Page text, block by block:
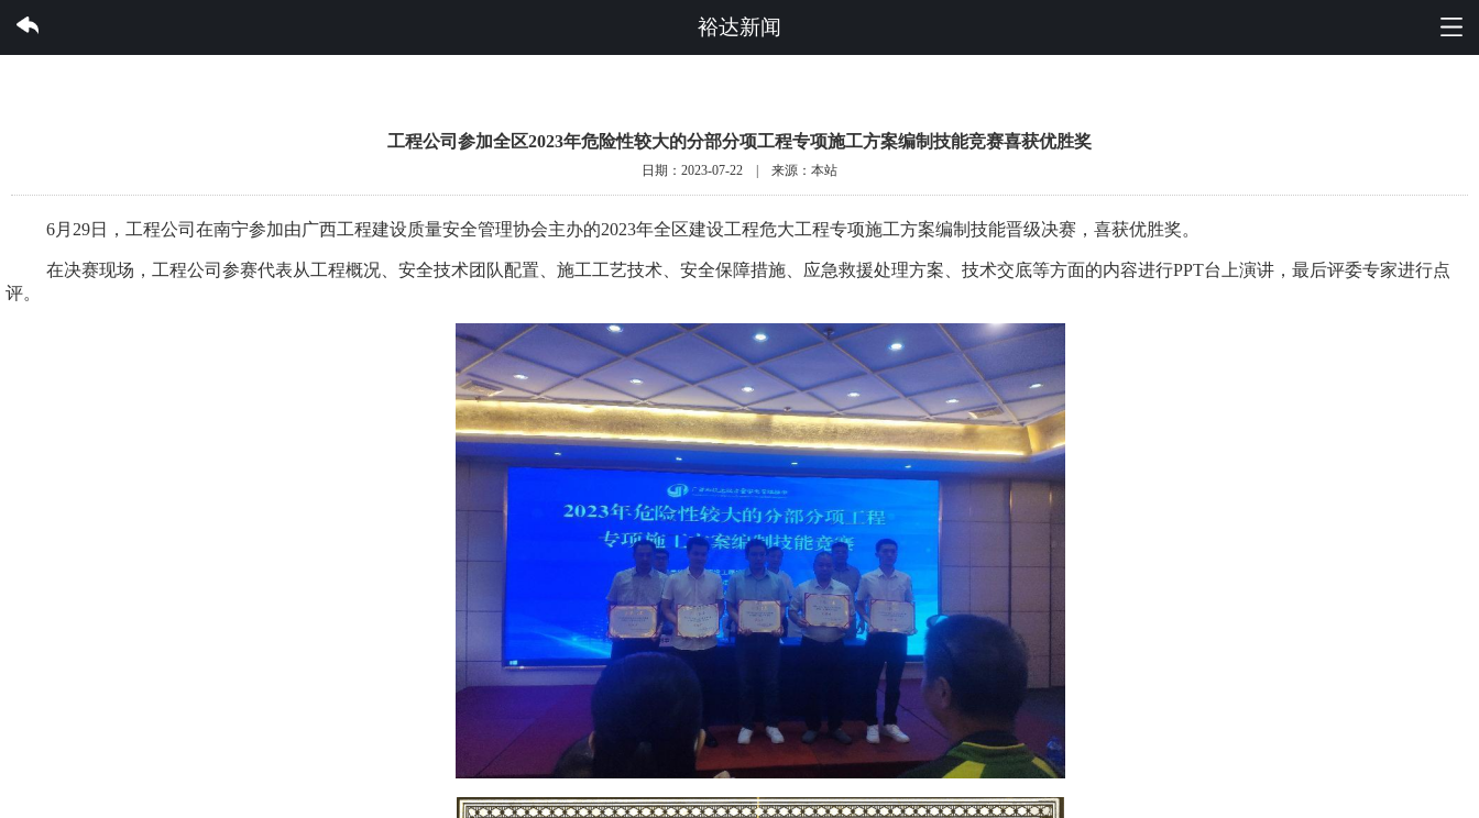
华体会体育集团有限公司 裕达新闻
工程公司参加全区2023年危险性较大的分部分项工程专项施工方案编制技能竞赛喜获优胜奖
日期：2023-07-22 | 来源：本站
6月29日，工程公司在南宁参加由广西工程建设质量安全管理协会主办的2023年全区建设工程危大工程专项施工方案编制技能晋级决赛，喜获优胜奖。
在决赛现场，工程公司参赛代表从工程概况、安全技术团队配置、施工工艺技术、安全保障措施、应急救援处理方案、技术交底等方面的内容进行PPT台上演讲，最后评委专家进行点
评。